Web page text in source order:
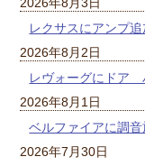
2026年8月3日
レクサスにアンプ
2026年8月2日
レヴォーグにドア
2026年8月1日
ベルファイアに調
2026年7月30日